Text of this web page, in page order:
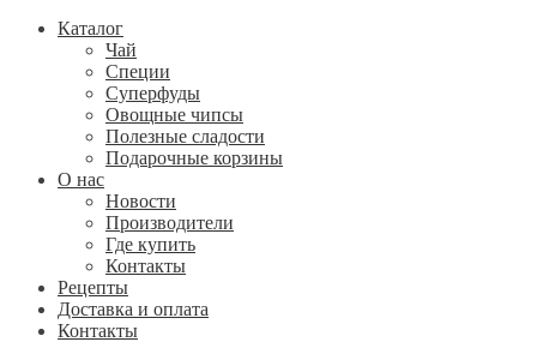
Каталог
Чай
Специи
Cуперфуды
Овощные чипсы
Полезные сладости
Подарочные корзины
О нас
Новости
Производители
Где купить
Контакты
Рецепты
Доставка и оплата
Контакты